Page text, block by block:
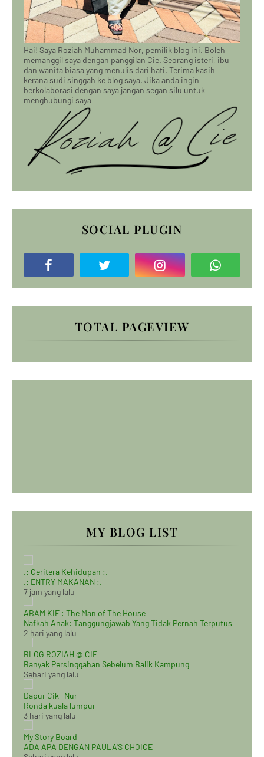
Hai! Saya Roziah Muhammad Nor, pemilik blog ini. Boleh
memanggil saya dengan panggilan Cie. Seorang isteri, ibu
dan wanita biasa yang menulis dari hati. Terima kasih
kerana sudi singgah ke blog saya. Jika anda ingin
berkolaborasi dengan saya jangan segan silu untuk
menghubungi saya
SOCIAL PLUGIN
TOTAL PAGEVIEW
MY BLOG LIST
.: Ceritera Kehidupan :.
.: ENTRY MAKANAN :.
7 jam yang lalu
ABAM KIE : The Man of The House
Nafkah Anak: Tanggungjawab Yang Tidak Pernah Terputus
2 hari yang lalu
BLOG ROZIAH @ CIE
Banyak Persinggahan Sebelum Balik Kampung
Sehari yang lalu
Dapur Cik- Nur
Ronda kuala lumpur
3 hari yang lalu
My Story Board
ADA APA DENGAN PAULA'S CHOICE